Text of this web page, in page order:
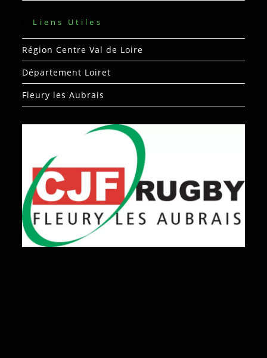
Liens Utiles
Région Centre Val de Loire
Département Loiret
Fleury les Aubrais